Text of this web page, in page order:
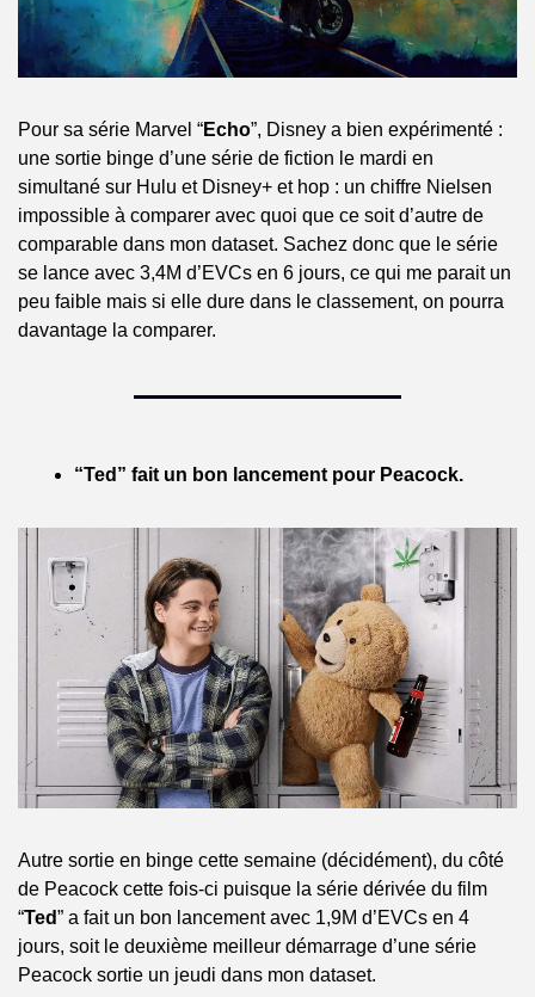
Pour sa série Marvel “Echo”, Disney a bien expérimenté :
une sortie binge d’une série de fiction le mardi en
simultané sur Hulu et Disney+ et hop : un chiffre Nielsen
impossible à comparer avec quoi que ce soit d’autre de
comparable dans mon dataset. Sachez donc que le série
se lance avec 3,4M d’EVCs en 6 jours, ce qui me parait un
peu faible mais si elle dure dans le classement, on pourra
davantage la comparer.
“Ted” fait un bon lancement pour Peacock.
Autre sortie en binge cette semaine (décidément), du côté
de Peacock cette fois-ci puisque la série dérivée du film
“Ted” a fait un bon lancement avec 1,9M d’EVCs en 4
jours, soit le deuxième meilleur démarrage d’une série
Peacock sortie un jeudi dans mon dataset.